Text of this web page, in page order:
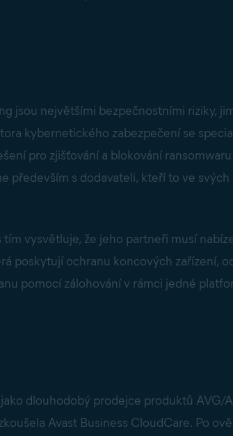
jsou největšími bezpečnostními riziky,
kybernetického zabezpečení se
pro zjišťování a blokování
především s dodavateli, kteří to ve
tím vysvětluje, že jeho partneři musí
poskytují ochranu koncových zařízení,
pomocí zálohování v rámci jedné
dlouhodobý prodejce produktů AVG/
Avast Business CloudCare. Po